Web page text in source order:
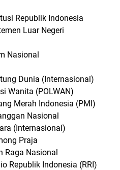
Republik Indonesia
Luar Negeri
Nasional
Dunia (Internasional)
Wanita (POLWAN)
Merah Indonesia (PMI)
Nasional
(Internasional)
Praja
Raga Nasional
Republik Indonesia (RRI)